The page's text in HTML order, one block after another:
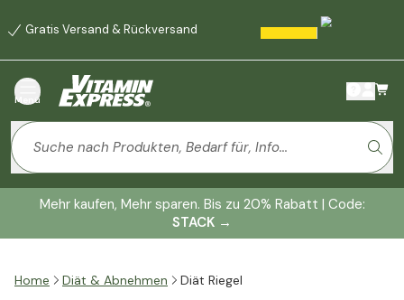
Gratis Versand & Rückversand
Menü
Mehr kaufen, Mehr sparen. Bis zu 20% Rabatt | Code:
STACK →
Home Diät & Abnehmen Diät Riegel